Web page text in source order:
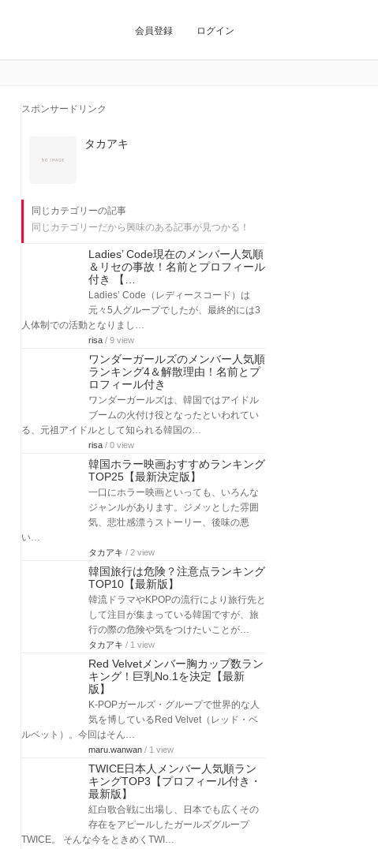
会員登録 ログイン
スポンサードリンク
タカアキ
同じカテゴリーの記事
同じカテゴリーだから興味のある記事が見つかる！
Ladies’ Code現在のメンバー人気順
＆リセの事故！名前とプロフィール
付き 【…
Ladies’ Code（レディースコード）は
元々5人グループでしたが、最終的には3
人体制での活動となりまし…
risa / 9 view
ワンダーガールズのメンバー人気順
ランキング4＆解散理由！名前とプ
ロフィール付き
ワンダーガールズは、韓国ではアイドル
ブームの火付け役となったといわれてい
る、元祖アイドルとして知られる韓国の…
risa / 0 view
韓国ホラー映画おすすめランキング
TOP25【最新決定版】
一口にホラー映画といっても、いろんな
ジャンルがあります。ジメッとした雰囲
気、悲壮感漂うストーリー、後味の悪
い…
タカアキ / 2 view
韓国旅行は危険？注意点ランキング
TOP10【最新版】
韓流ドラマやKPOPの流行により旅行先と
して注目が集まっている韓国ですが、旅
行の際の危険や気をつけたいことが…
タカアキ / 1 view
Red Velvetメンバー胸カップ数ラン
キング！巨乳No.1を決定【最新
版】
K-POPガールズ・グループで世界的な人
気を博しているRed Velvet（レッド・ベ
ルベット）。今回はそん…
maru.wanwan / 1 view
TWICE日本人メンバー人気順ラン
キングTOP3【プロフィール付き・
最新版】
紅白歌合戦に出場し、日本でも広くその
存在をアピールしたガールズグループ
TWICE。 そんな今をときめくTWI…